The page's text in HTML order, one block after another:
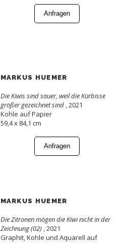
Anfragen
MARKUS HUEMER
Die Kiwis sind sauer, weil die Kürbisse
größer gezeichnet sind , 2021
Kohle auf Papier
59,4 x 84,1 cm
Anfragen
MARKUS HUEMER
Die Zitronen mögen die Kiwi nicht in der
Zeichnung (02) , 2021
Graphit, Kohle und Aquarell auf